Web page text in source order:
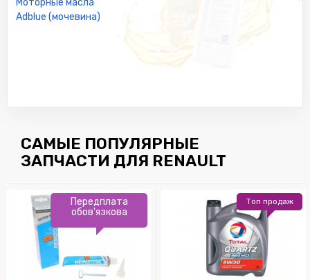
Моторные масла
Adblue (мочевина)
САМЫЕ ПОПУЛЯРНЫЕ
ЗАПЧАСТИ ДЛЯ RENAULT
Передплата
обов'язкова
Топ продаж